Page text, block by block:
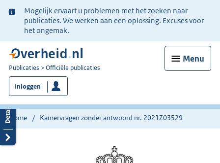
Ter
informatie:
Mogelijk ervaart u problemen met het zoeken naar
publicaties. We werken aan een oplossing. Excuses voor
het ongemak.
Menu
U
bent
nu
hier:
Publicaties Officiële publicaties
Inloggen
Home Kamervragen zonder antwoord nr. 2021Z03529